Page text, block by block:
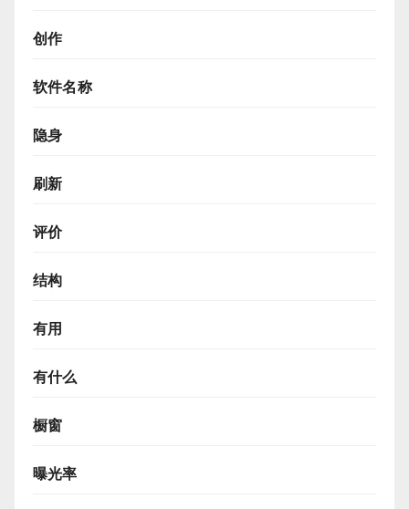
创作
软件名称
隐身
刷新
评价
结构
有用
有什么
橱窗
曝光率